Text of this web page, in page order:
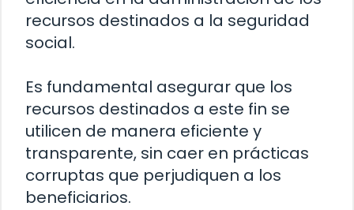
recursos destinados a la seguridad
social.
Es fundamental asegurar que los
recursos destinados a este fin se
utilicen de manera eficiente y
transparente, sin caer en prácticas
corruptas que perjudiquen a los
beneficiarios.